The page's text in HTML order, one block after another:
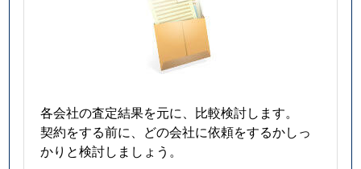
各会社の査定結果を元に、比較検討します。
契約をする前に、どの会社に依頼をするかしっ
かりと検討しましょう。